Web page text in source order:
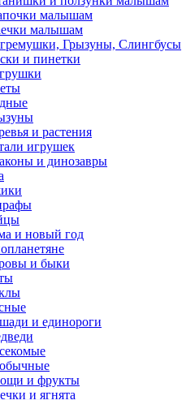
малышам
малышам
Грызуны, Слингбусы
и пинетки
и растения
игрушек
и динозавры
и новый год
и быки
и единороги
и фрукты
и ягнята